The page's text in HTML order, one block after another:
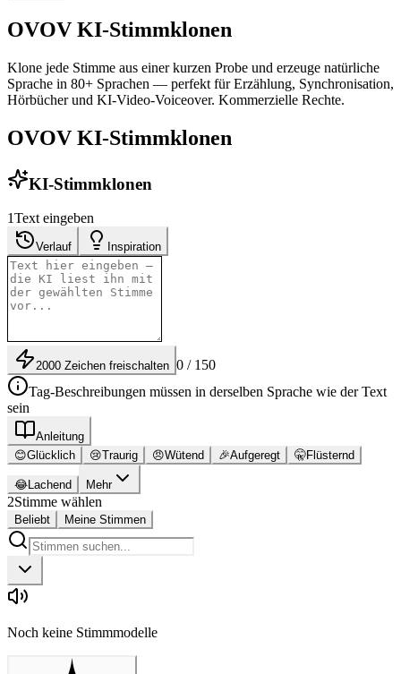
OVOV KI-Stimmklonen
Klone jede Stimme aus einer kurzen Probe und erzeuge natürliche
Sprache in 80+ Sprachen — perfekt für Erzählung, Synchronisation,
Hörbücher und KI-Video-Voiceover. Kommerzielle Rechte.
OVOV KI-Stimmklonen
KI-Stimmklonen
1Text eingeben
Verlauf Inspiration
2000 Zeichen freischalten 0 / 150
Tag-Beschreibungen müssen in derselben Sprache wie der Text
sein
Anleitung
😊Glücklich 😢Traurig 😠Wütend 🎉Aufgeregt 🤫Flüsternd
😂Lachend Mehr
2Stimme wählen
Beliebt Meine Stimmen
Noch keine Stimmmodelle